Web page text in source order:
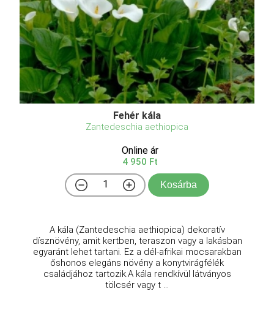
Fehér kála
Zantedeschia aethiopica
Online ár
4 950 Ft
Kosárba
A kála (Zantedeschia aethiopica) dekoratív
dísznövény, amit kertben, teraszon vagy a lakásban
egyaránt lehet tartani. Ez a dél-afrikai mocsarakban
őshonos elegáns növény a konytvirágfélék
családjához tartozik.A kála rendkívül látványos
tölcsér vagy t ...